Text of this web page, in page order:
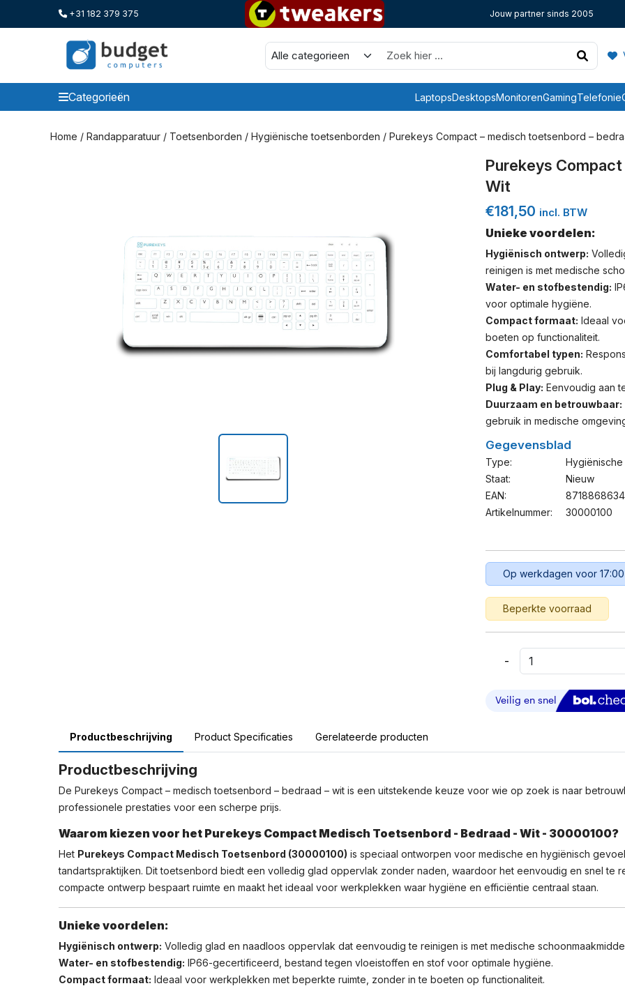
+31 182 379 375 Jouw partner sinds 2005
Categorieën LaptopsDesktopsMonitorenGamingTelefonie
Categorieen
Home / Randapparatuur / Toetsenborden / Hygiënische toetsenborden / Purekeys Compact – medisch toetsenbord –
Purekeys
Wit
€181,50 incl. BTW
Unieke voordelen:
Hygiënisch ontwerp:
reinigen is met medische
Water- en stofbestendig:
voor optimale hygiëne.
Compact formaat: Ideaal
boeten op functionaliteit.
Comfortabel typen:
bij langdurig gebruik.
Plug & Play: Eenvoudig aan
Duurzaam en betrouwbaar:
gebruik in medische
Gegevensblad
Type:
Staat:
Nieuw
EAN:
Artikelnummer:
30000100
Op werkdagen voor
Beperkte voorraad
-
Purekeys
–
Bedraad
Wit
Aantal
Productbeschrijving Product Specificaties Gerelateerde producten
Productbeschrijving
De Purekeys Compact – medisch toetsenbord – bedraad – wit is een uitstekende keuze voor wie op zoek is naar
professionele prestaties voor een scherpe prijs.
Waarom kiezen voor het Purekeys Compact Medisch Toetsenbord - Bedraad - Wit - 30000100?
Het Purekeys Compact Medisch Toetsenbord (30000100) is speciaal ontworpen voor medische en hygiënisch
tandartspraktijken. Dit toetsenbord biedt een volledig glad oppervlak zonder naden, waardoor het eenvoudig en snel te
compacte ontwerp bespaart ruimte en maakt het ideaal voor werkplekken waar hygiëne en efficiëntie centraal staan.
Unieke voordelen:
Hygiënisch ontwerp: Volledig glad en naadloos oppervlak dat eenvoudig te reinigen is met medische
Water- en stofbestendig: IP66-gecertificeerd, bestand tegen vloeistoffen en stof voor optimale hygiëne.
Compact formaat: Ideaal voor werkplekken met beperkte ruimte, zonder in te boeten op functionaliteit.